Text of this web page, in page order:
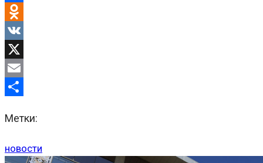
Facebook
Odnoklassniki
VK
X
Email
Метки:
новости